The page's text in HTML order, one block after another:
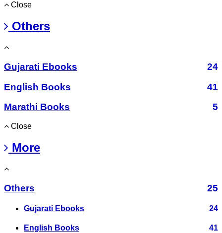
Close
Others
Gujarati Ebooks
24
English Books
41
Marathi Books
5
Close
More
Others 25
Gujarati Ebooks 24
English Books 41